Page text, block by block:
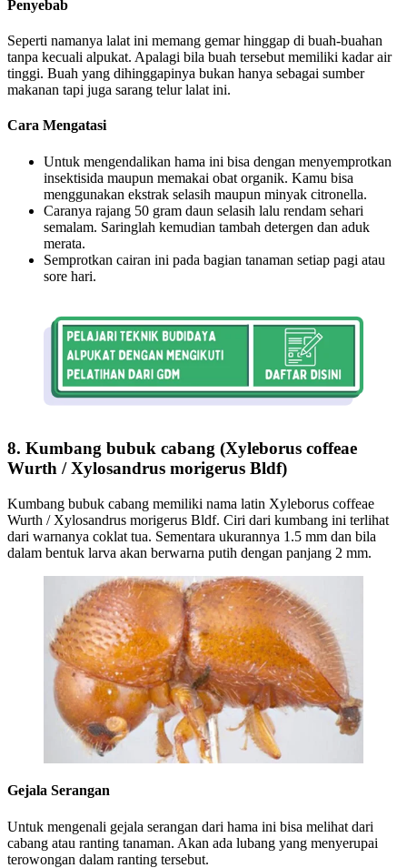
Penyebab
Seperti namanya lalat ini memang gemar hinggap di buah-buahan
tanpa kecuali alpukat. Apalagi bila buah tersebut memiliki kadar air
tinggi. Buah yang dihinggapinya bukan hanya sebagai sumber
makanan tapi juga sarang telur lalat ini.
Cara Mengatasi
Untuk mengendalikan hama ini bisa dengan menyemprotkan
insektisida maupun memakai obat organik. Kamu bisa
menggunakan ekstrak selasih maupun minyak citronella.
Caranya rajang 50 gram daun selasih lalu rendam sehari
semalam. Saringlah kemudian tambah detergen dan aduk
merata.
Semprotkan cairan ini pada bagian tanaman setiap pagi atau
sore hari.
8. Kumbang bubuk cabang (Xyleborus coffeae
Wurth / Xylosandrus morigerus Bldf)
Kumbang bubuk cabang memiliki nama latin Xyleborus coffeae
Wurth / Xylosandrus morigerus Bldf. Ciri dari kumbang ini terlihat
dari warnanya coklat tua. Sementara ukurannya 1.5 mm dan bila
dalam bentuk larva akan berwarna putih dengan panjang 2 mm.
Gejala Serangan
Untuk mengenali gejala serangan dari hama ini bisa melihat dari
cabang atau ranting tanaman. Akan ada lubang yang menyerupai
terowongan dalam ranting tersebut.